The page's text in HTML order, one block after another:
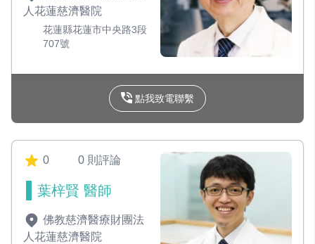
人花蓮慈濟醫院
花蓮縣花蓮市中央路3段
707號
點我致電聯繫
0 0 則評論
葉梓賢 醫師
佛教慈濟醫療財團法
人花蓮慈濟醫院